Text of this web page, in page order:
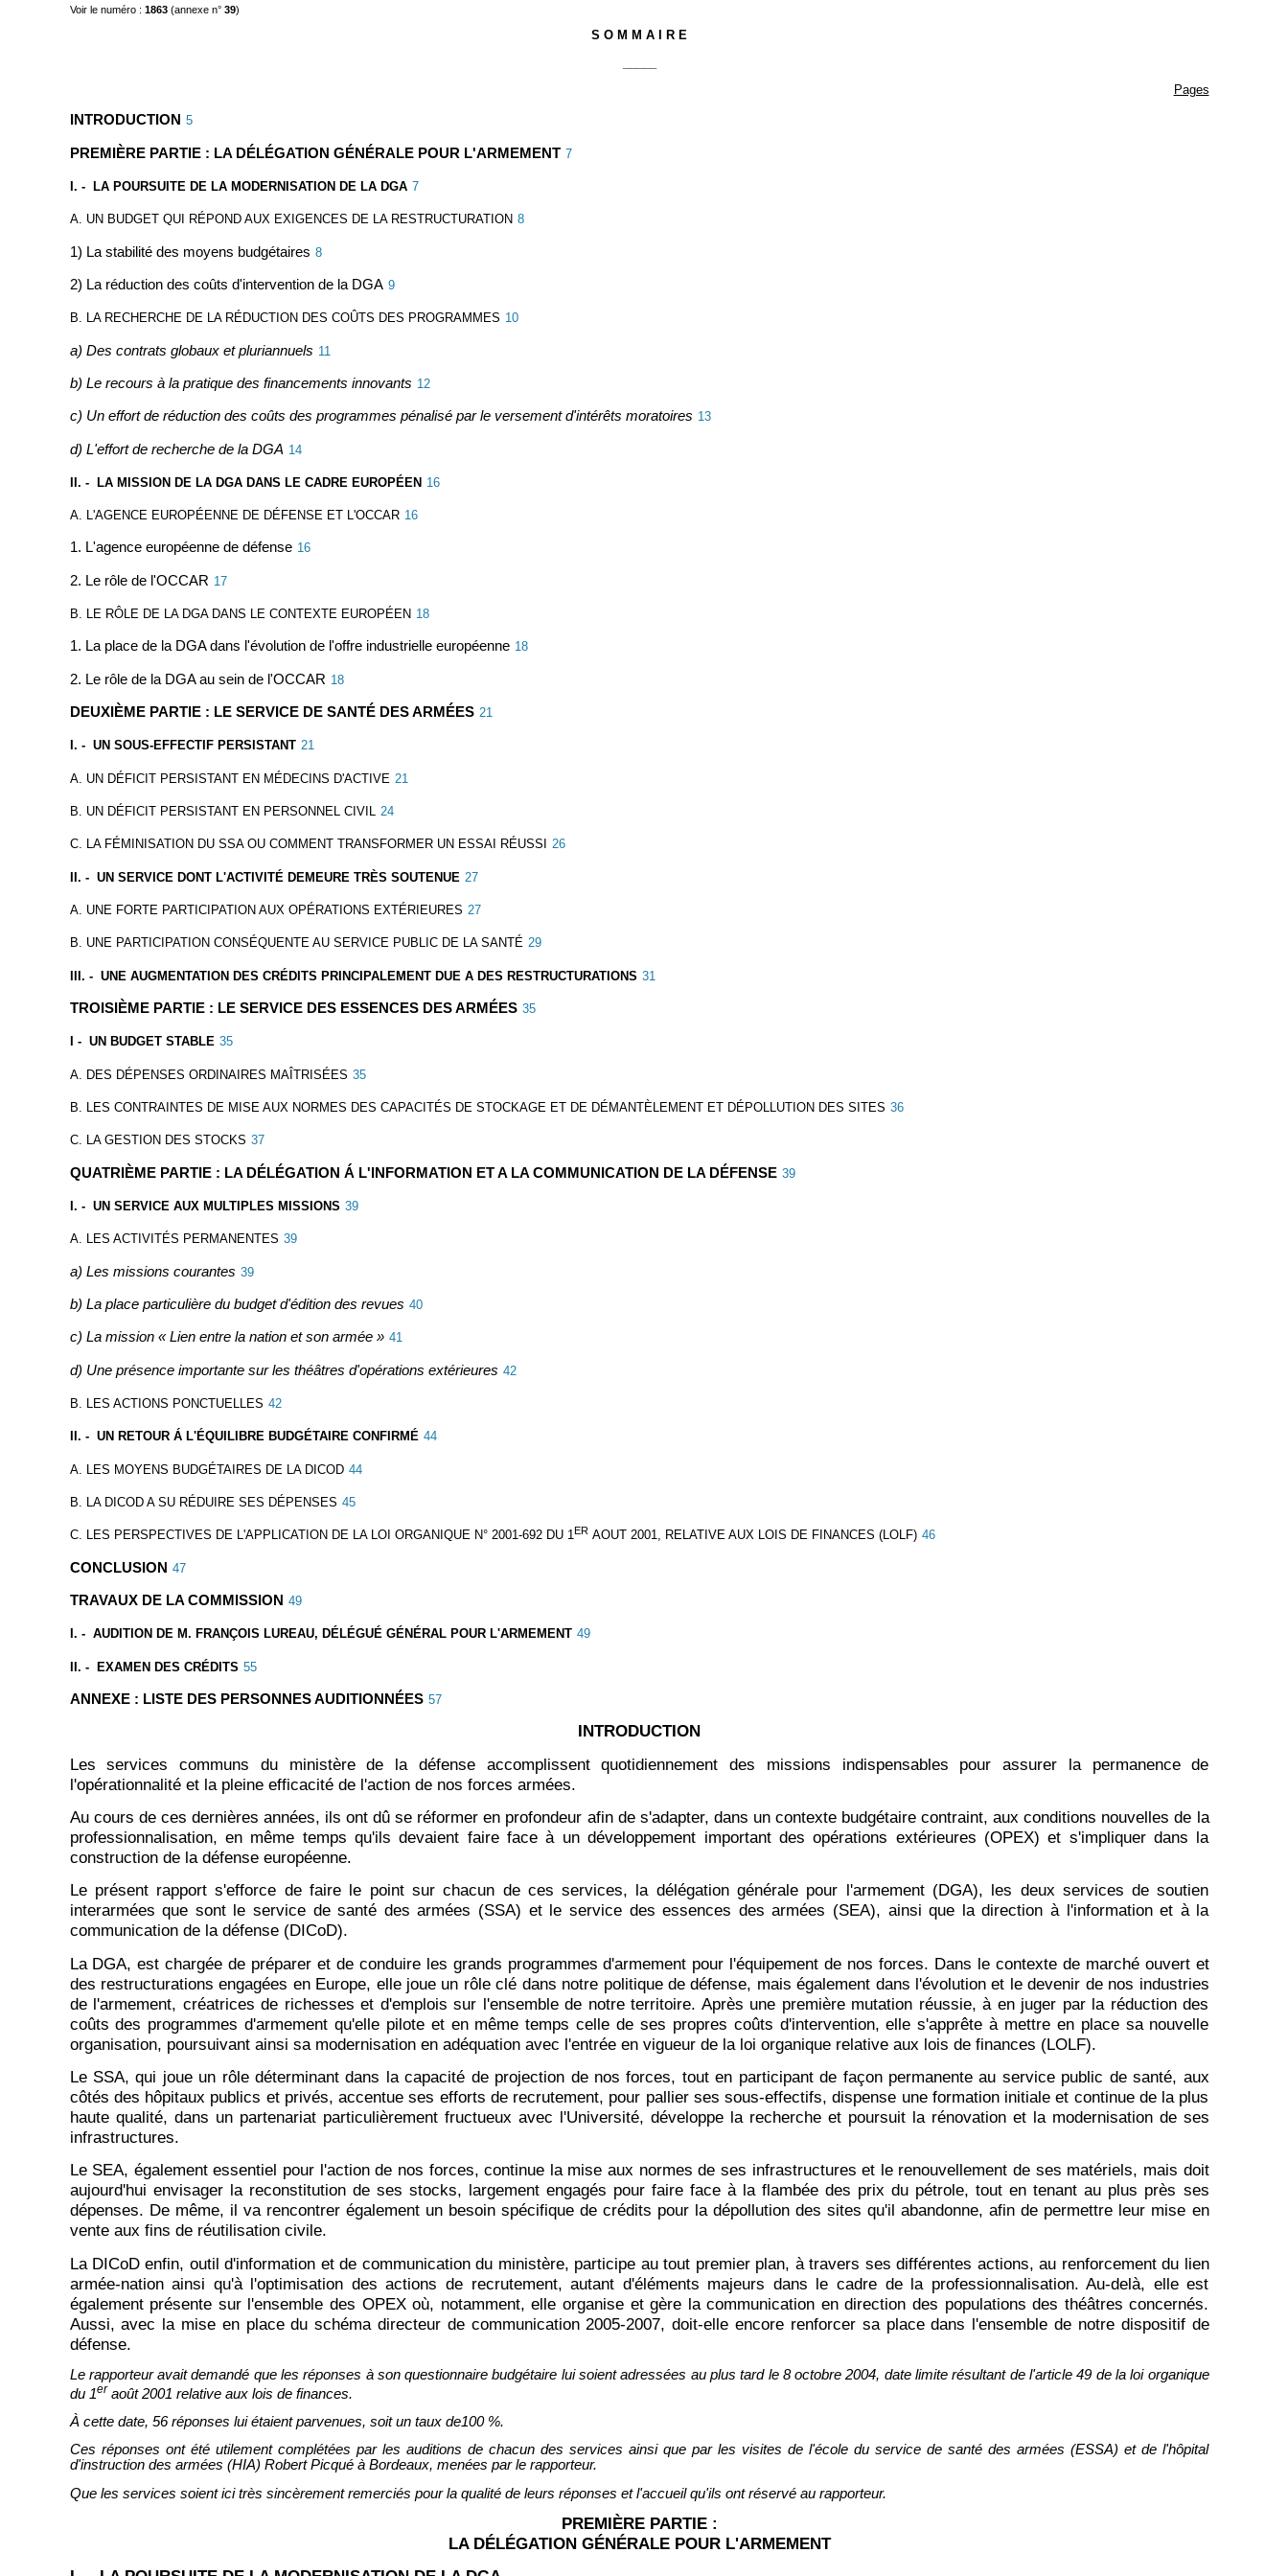
Voir le numéro : 1863 (annexe n° 39)
S O M M A I R E
Pages
INTRODUCTION 5
PREMIÈRE PARTIE : LA DÉLÉGATION GÉNÉRALE POUR L'ARMEMENT 7
I. - LA POURSUITE DE LA MODERNISATION DE LA DGA 7
A. UN BUDGET QUI RÉPOND AUX EXIGENCES DE LA RESTRUCTURATION 8
1) La stabilité des moyens budgétaires 8
2) La réduction des coûts d'intervention de la DGA 9
B. LA RECHERCHE DE LA RÉDUCTION DES COÛTS DES PROGRAMMES 10
a) Des contrats globaux et pluriannuels 11
b) Le recours à la pratique des financements innovants 12
c) Un effort de réduction des coûts des programmes pénalisé par le versement d'intérêts moratoires 13
d) L'effort de recherche de la DGA 14
II. - LA MISSION DE LA DGA DANS LE CADRE EUROPÉEN 16
A. L'AGENCE EUROPÉENNE DE DÉFENSE ET L'OCCAR 16
1. L'agence européenne de défense 16
2. Le rôle de l'OCCAR 17
B. LE RÔLE DE LA DGA DANS LE CONTEXTE EUROPÉEN 18
1. La place de la DGA dans l'évolution de l'offre industrielle européenne 18
2. Le rôle de la DGA au sein de l'OCCAR 18
DEUXIÈME PARTIE : LE SERVICE DE SANTÉ DES ARMÉES 21
I. - UN SOUS-EFFECTIF PERSISTANT 21
A. UN DÉFICIT PERSISTANT EN MÉDECINS D'ACTIVE 21
B. UN DÉFICIT PERSISTANT EN PERSONNEL CIVIL 24
C. LA FÉMINISATION DU SSA OU COMMENT TRANSFORMER UN ESSAI RÉUSSI 26
II. - UN SERVICE DONT L'ACTIVITÉ DEMEURE TRÈS SOUTENUE 27
A. UNE FORTE PARTICIPATION AUX OPÉRATIONS EXTÉRIEURES 27
B. UNE PARTICIPATION CONSÉQUENTE AU SERVICE PUBLIC DE LA SANTÉ 29
III. - UNE AUGMENTATION DES CRÉDITS PRINCIPALEMENT DUE A DES RESTRUCTURATIONS 31
TROISIÈME PARTIE : LE SERVICE DES ESSENCES DES ARMÉES 35
I - UN BUDGET STABLE 35
A. DES DÉPENSES ORDINAIRES MAÎTRISÉES 35
B. LES CONTRAINTES DE MISE AUX NORMES DES CAPACITÉS DE STOCKAGE ET DE DÉMANTÈLEMENT ET DÉPOLLUTION DES SITES 36
C. LA GESTION DES STOCKS 37
QUATRIÈME PARTIE : LA DÉLÉGATION Á L'INFORMATION ET A LA COMMUNICATION DE LA DÉFENSE 39
I. - UN SERVICE AUX MULTIPLES MISSIONS 39
A. LES ACTIVITÉS PERMANENTES 39
a) Les missions courantes 39
b) La place particulière du budget d'édition des revues 40
c) La mission « Lien entre la nation et son armée » 41
d) Une présence importante sur les théâtres d'opérations extérieures 42
B. LES ACTIONS PONCTUELLES 42
II. - UN RETOUR Á L'ÉQUILIBRE BUDGÉTAIRE CONFIRMÉ 44
A. LES MOYENS BUDGÉTAIRES DE LA DICOD 44
B. LA DICOD A SU RÉDUIRE SES DÉPENSES 45
C. LES PERSPECTIVES DE L'APPLICATION DE LA LOI ORGANIQUE N° 2001-692 DU 1ERAOUT 2001, RELATIVE AUX LOIS DE FINANCES (LOLF) 46
CONCLUSION 47
TRAVAUX DE LA COMMISSION 49
I. - AUDITION DE M. FRANÇOIS LUREAU, DÉLÉGUÉ GÉNÉRAL POUR L'ARMEMENT 49
II. - EXAMEN DES CRÉDITS 55
ANNEXE : LISTE DES PERSONNES AUDITIONNÉES 57
INTRODUCTION
Les services communs du ministère de la défense accomplissent quotidiennement des missions indispensables pour assurer la permanence de
l'opérationnalité et la pleine efficacité de l'action de nos forces armées.
Au cours de ces dernières années, ils ont dû se réformer en profondeur afin de s'adapter, dans un contexte budgétaire contraint, aux conditions nouvelles de la
professionnalisation, en même temps qu'ils devaient faire face à un développement important des opérations extérieures (OPEX) et s'impliquer dans la
construction de la défense européenne.
Le présent rapport s'efforce de faire le point sur chacun de ces services, la délégation générale pour l'armement (DGA), les deux services de soutien
interarmées que sont le service de santé des armées (SSA) et le service des essences des armées (SEA), ainsi que la direction à l'information et à la
communication de la défense (DICoD).
La DGA, est chargée de préparer et de conduire les grands programmes d'armement pour l'équipement de nos forces. Dans le contexte de marché ouvert et
des restructurations engagées en Europe, elle joue un rôle clé dans notre politique de défense, mais également dans l'évolution et le devenir de nos industries
de l'armement, créatrices de richesses et d'emplois sur l'ensemble de notre territoire. Après une première mutation réussie, à en juger par la réduction des
coûts des programmes d'armement qu'elle pilote et en même temps celle de ses propres coûts d'intervention, elle s'apprête à mettre en place sa nouvelle
organisation, poursuivant ainsi sa modernisation en adéquation avec l'entrée en vigueur de la loi organique relative aux lois de finances (LOLF).
Le SSA, qui joue un rôle déterminant dans la capacité de projection de nos forces, tout en participant de façon permanente au service public de santé, aux
côtés des hôpitaux publics et privés, accentue ses efforts de recrutement, pour pallier ses sous-effectifs, dispense une formation initiale et continue de la plus
haute qualité, dans un partenariat particulièrement fructueux avec l'Université, développe la recherche et poursuit la rénovation et la modernisation de ses
infrastructures.
Le SEA, également essentiel pour l'action de nos forces, continue la mise aux normes de ses infrastructures et le renouvellement de ses matériels, mais doit
aujourd'hui envisager la reconstitution de ses stocks, largement engagés pour faire face à la flambée des prix du pétrole, tout en tenant au plus près ses
dépenses. De même, il va rencontrer également un besoin spécifique de crédits pour la dépollution des sites qu'il abandonne, afin de permettre leur mise en
vente aux fins de réutilisation civile.
La DICoD enfin, outil d'information et de communication du ministère, participe au tout premier plan, à travers ses différentes actions, au renforcement du lien
armée-nation ainsi qu'à l'optimisation des actions de recrutement, autant d'éléments majeurs dans le cadre de la professionnalisation. Au-delà, elle est
également présente sur l'ensemble des OPEX où, notamment, elle organise et gère la communication en direction des populations des théâtres concernés.
Aussi, avec la mise en place du schéma directeur de communication 2005-2007, doit-elle encore renforcer sa place dans l'ensemble de notre dispositif de
défense.
Le rapporteur avait demandé que les réponses à son questionnaire budgétaire lui soient adressées au plus tard le 8 octobre 2004, date limite résultant de l'article 49 de la loi organique
du 1er août 2001 relative aux lois de finances.
À cette date, 56 réponses lui étaient parvenues, soit un taux de100 %.
Ces réponses ont été utilement complétées par les auditions de chacun des services ainsi que par les visites de l'école du service de santé des armées (ESSA) et de l'hôpital
d'instruction des armées (HIA) Robert Picqué à Bordeaux, menées par le rapporteur.
Que les services soient ici très sincèrement remerciés pour la qualité de leurs réponses et l'accueil qu'ils ont réservé au rapporteur.
PREMIÈRE PARTIE :
LA DÉLÉGATION GÉNÉRALE POUR L'ARMEMENT